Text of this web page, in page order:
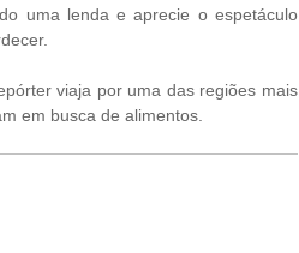
uma lenda e aprecie o espetáculo
viaja por uma das regiões mais
em busca de alimentos.